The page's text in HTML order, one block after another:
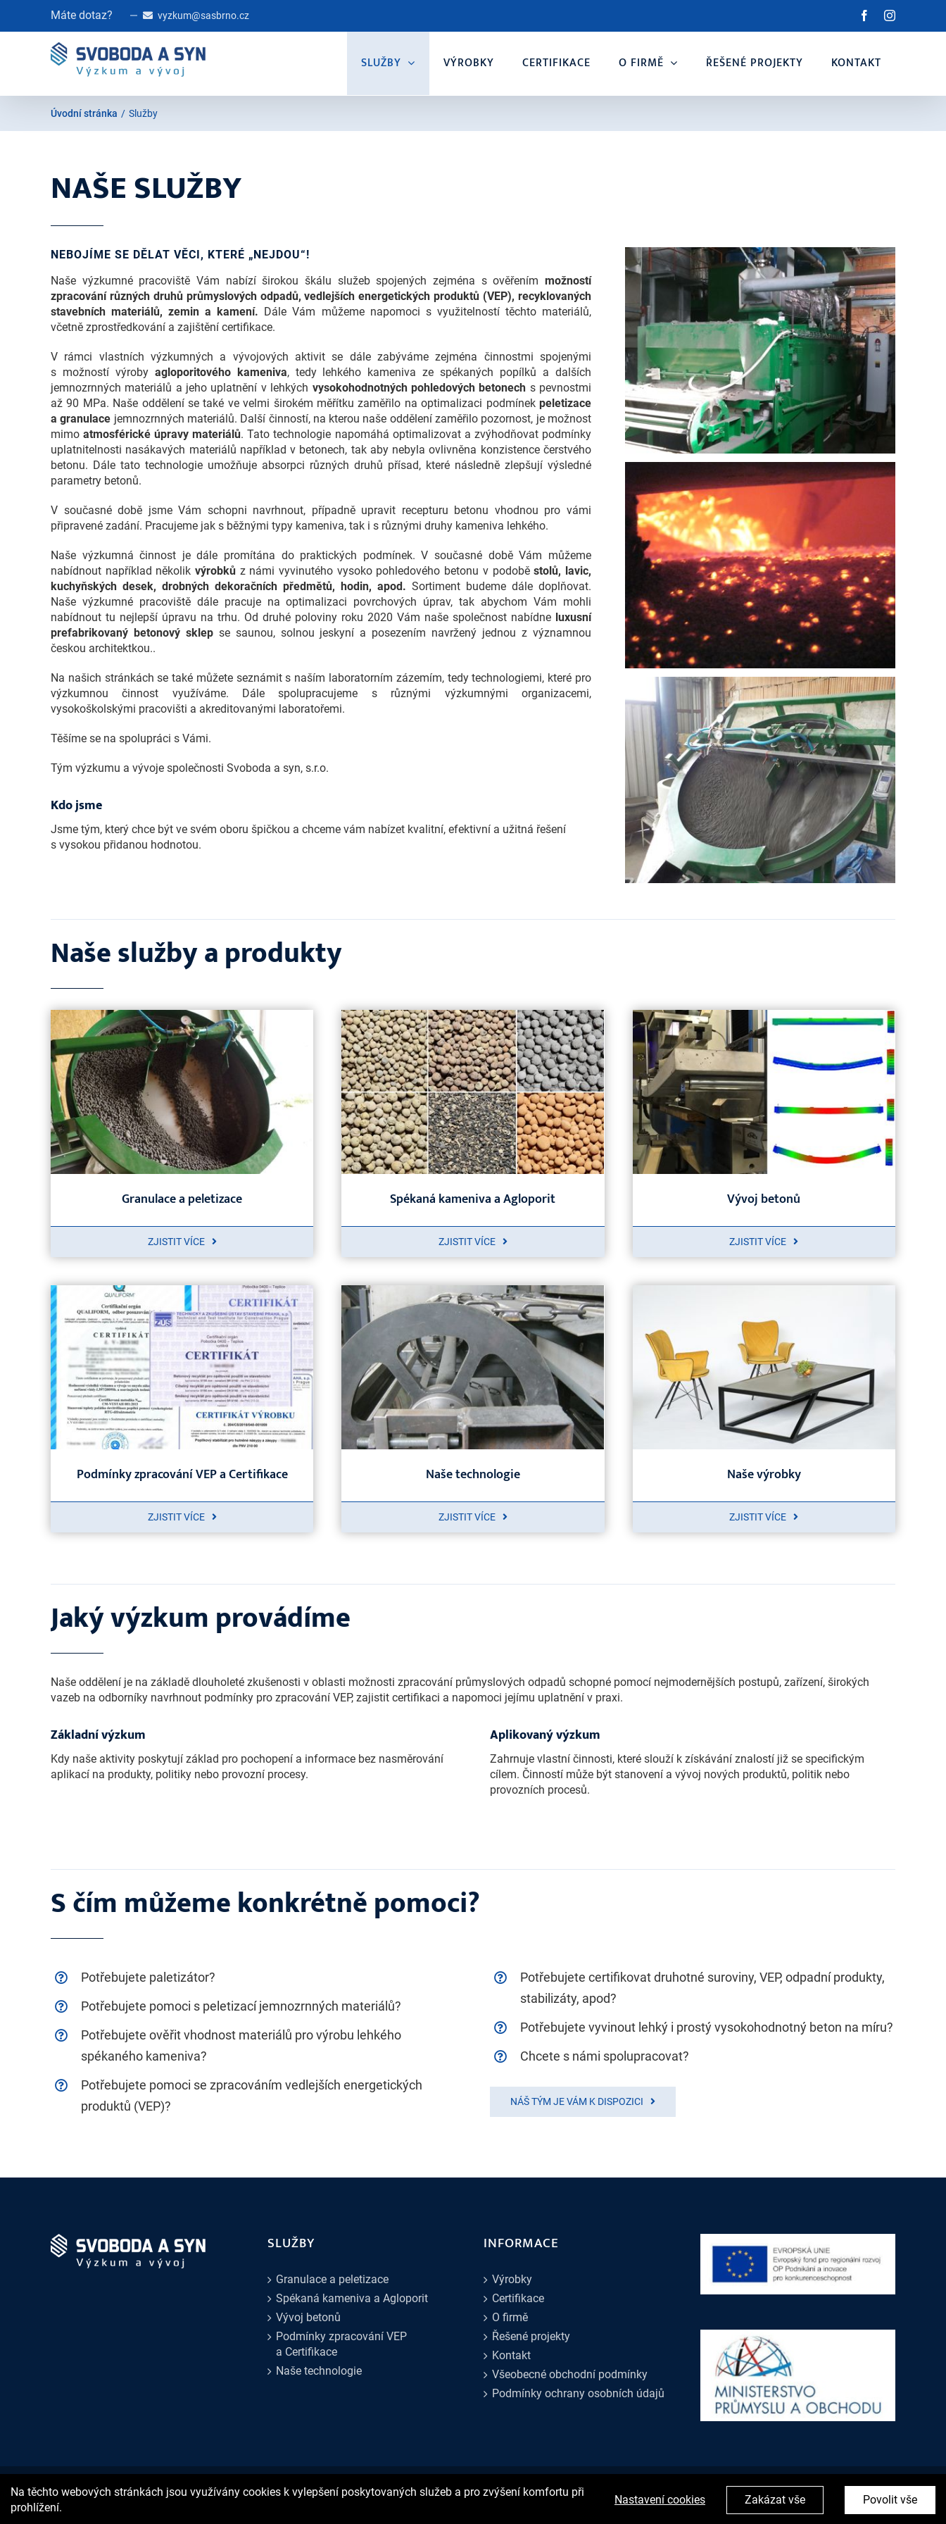
Máte dotaz? vyzkum@sasbrno.cz FacebookInstagram
SLUŽBY VÝROBKY CERTIFIKACE O FIRMĚ ŘEŠENÉ PROJEKTY KONTAKT
Úvodní stránka / Služby
NAŠE SLUŽBY
NEBOJÍME SE DĚLAT VĚCI, KTERÉ „NEJDOU“!
Naše výzkumné pracoviště Vám nabízí širokou škálu služeb spojených zejména s ověřením možností
zpracování různých druhů průmyslových odpadů, vedlejších energetických produktů (VEP), recyklovaných
stavebních materiálů, zemin a kamení. Dále Vám můžeme napomoci s využitelností těchto materiálů,
včetně zprostředkování a zajištění certifikace.
V rámci vlastních výzkumných a vývojových aktivit se dále zabýváme zejména činnostmi spojenými
s možností výroby agloporitového kameniva, tedy lehkého kameniva ze spékaných popílků a dalších
jemnozrnných materiálů a jeho uplatnění v lehkých vysokohodnotných pohledových betonech s pevnostmi
až 90 MPa. Naše oddělení se také ve velmi širokém měřítku zaměřilo na optimalizaci podmínek peletizace
a granulace jemnozrnných materiálů. Další činností, na kterou naše oddělení zaměřilo pozornost, je možnost
mimoatmosférické úpravy materiálů. Tato technologie napomáhá optimalizovat a zvýhodňovat podmínky
uplatnitelnosti nasákavých materiálů například v betonech, tak aby nebyla ovlivněna konzistence čerstvého
betonu. Dále tato technologie umožňuje absorpci různých druhů přísad, které následně zlepšují výsledné
parametry betonů.
V současné době jsme Vám schopni navrhnout, případně upravit recepturu betonu vhodnou pro vámi
připravené zadání. Pracujeme jak s běžnými typy kameniva, tak i s různými druhy kameniva lehkého.
Naše výzkumná činnost je dále promítána do praktických podmínek. V současné době Vám můžeme
nabídnout například několikvýrobků z námi vyvinutého vysoko pohledového betonu v podoběstolů, lavic,
kuchyňských desek, drobných dekoračních předmětů, hodin, apod. Sortiment budeme dále doplňovat.
Naše výzkumné pracoviště dále pracuje na optimalizaci povrchových úprav, tak abychom Vám mohli
nabídnout tu nejlepší úpravu na trhu. Od druhé poloviny roku 2020 Vám naše společnost nabídne luxusní
prefabrikovaný betonový sklepse saunou, solnou jeskyní a posezením navržený jednou z významnou
českou architektkou..
Na našich stránkách se také můžete seznámit s naším laboratorním zázemím, tedy technologiemi, které pro
výzkumnou činnost využíváme. Dále spolupracujeme s různými výzkumnými organizacemi,
vysokoškolskými pracovišti a akreditovanými laboratořemi.
Těšíme se na spolupráci s Vámi.
Tým výzkumu a vývoje společnosti Svoboda a syn, s.r.o.
Kdo jsme
Jsme tým, který chce být ve svém oboru špičkou a chceme vám nabízet kvalitní, efektivní a užitná řešení
s vysokou přidanou hodnotou.
Naše služby a produkty
Granulace a peletizace
ZJISTIT VÍCE
Spékaná kameniva a Agloporit
ZJISTIT VÍCE
Vývoj betonů
ZJISTIT VÍCE
Podmínky zpracování VEP a Certifikace
ZJISTIT VÍCE
Naše technologie
ZJISTIT VÍCE
Naše výrobky
ZJISTIT VÍCE
Jaký výzkum provádíme
Naše oddělení je na základě dlouholeté zkušenosti v oblasti možnosti zpracování průmyslových odpadů schopné pomocí nejmodernějších postupů, zařízení, širokých
vazeb na odborníky navrhnout podmínky pro zpracování VEP, zajistit certifikaci a napomoci jejímu uplatnění v praxi.
Základní výzkum
Kdy naše aktivity poskytují základ pro pochopení a informace bez nasměrování
aplikací na produkty, politiky nebo provozní procesy.
Aplikovaný výzkum
Zahrnuje vlastní činnosti, které slouží k získávání znalostí již se specifickým
cílem. Činností může být stanovení a vývoj nových produktů, politik nebo
provozních procesů.
S čím můžeme konkrétně pomoci?
Potřebujete paletizátor?
Potřebujete pomoci s peletizací jemnozrnných materiálů?
Potřebujete ověřit vhodnost materiálů pro výrobu lehkého
spékaného kameniva?
Potřebujete pomoci se zpracováním vedlejších energetických
produktů (VEP)?
Potřebujete certifikovat druhotné suroviny, VEP, odpadní produkty,
stabilizáty, apod?
Potřebujete vyvinout lehký i prostý vysokohodnotný beton na míru?
Chcete s námi spolupracovat?
NÁŠ TÝM JE VÁM K DISPOZICI
SLUŽBY
Granulace a peletizace
Spékaná kameniva a Agloporit
Vývoj betonů
Podmínky zpracování VEP
a Certifikace
Naše technologie
INFORMACE
Výrobky
Certifikace
O firmě
Řešené projekty
Kontakt
Všeobecné obchodní podmínky
Podmínky ochrany osobních údajů
© Svoboda a syn, s.r.o. - Výzkum a vývoj2026 |4WORKS Solutions| Všechna práva vyhrazena | GDPR Ready FacebookInstagram
Na těchto webových stránkách jsou využívány cookies k vylepšení poskytovaných služeb a pro zvýšení komfortu při
prohlížení.
Nastavení cookies Zakázat vše Povolit vše